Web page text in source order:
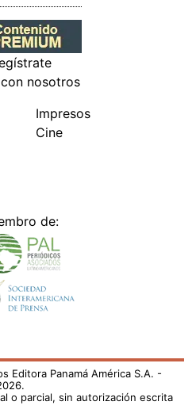
nosotros
Impresos
Cine
de:
Editora Panamá América S.A. -
o parcial, sin autorización escrita